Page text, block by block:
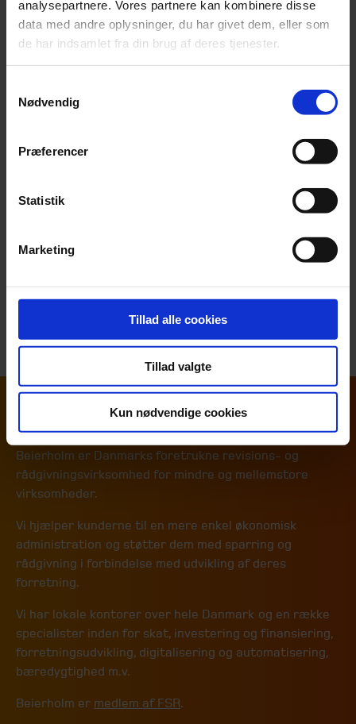
analysepartnere. Vores partnere kan kombinere disse
data med andre oplysninger, du har givet dem, eller som
de har indsamlet fra din brug af deres tjenester.
Nødvendig
Præferencer
Statistik
Marketing
Tillad alle cookies
Tillad valgte
Kun nødvendige cookies
Uvildig finansiel rådgiver
Beierholm
Mere om Beierholm
Beierholm er Danmarks foretrukne revisions- og
rådgivningsvirksomhed for mindre og mellemstore
virksomheder.
Vi hjælper kunderne til en mere enkel økonomisk
administration og støtter dem med sparring og
rådgivning i forbindelse med udvikling af deres
forretning.
Vi har lokale kontorer over hele Danmark og en række
specialister inden for skat, investering og finansiering,
forretningsudvikling, digitalisering og automatisering,
bæredygtighed m.v.
Beierholm er medlem af FSR.